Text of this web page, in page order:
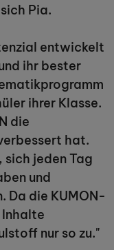
Pia.
entwickelt
ihr bester
ihrer Klasse.
die
hat.
sich jeden Tag
und
Da die KUMON-
nur so zu."